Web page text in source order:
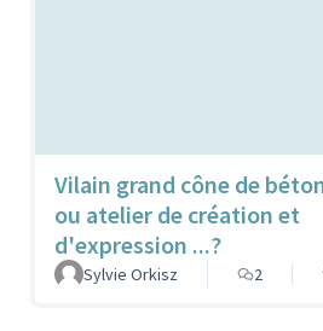
Vilain grand cône de
ou atelier de création et
d'expression ...?
Sylvie Orkisz 2